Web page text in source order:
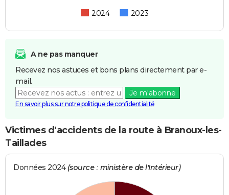
2024 2023
A ne pas manquer
Recevez nos astuces et bons plans directement par e-
mail.
Je m'abonne
En savoir plus sur notre politique de confidentialité
Victimes d'accidents de la route à Branoux-les-
Taillades
Données 2024 (source : ministère de l'Intérieur)